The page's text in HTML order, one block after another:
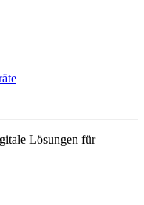
Lösungen für